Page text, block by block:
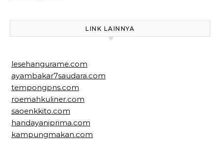
LINK LAINNYA
lesehangurame.com
ayambakar7saudara.com
tempongpns.com
roemahkuliner.com
saoenkkito.com
handayaniprima.com
kampungmakan.com